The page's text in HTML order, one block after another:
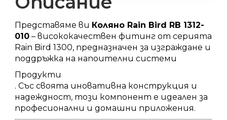
количество
Представяме ви Коляно Rain Bird RB 1312-
010 – висококачествен фитинг от серията
Rain Bird 1300, предназначен за изграждане и
поддръжка на напоителни системи
Продукти
. Със своята иновативна конструкция и
надеждност, този компонент е идеален за
професионални и домашни приложения.